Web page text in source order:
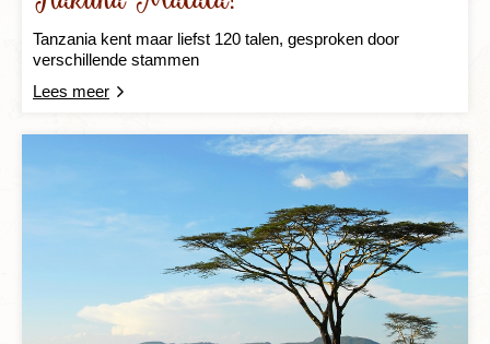
Tanzania kent maar liefst 120 talen, gesproken door
verschillende stammen
Lees meer